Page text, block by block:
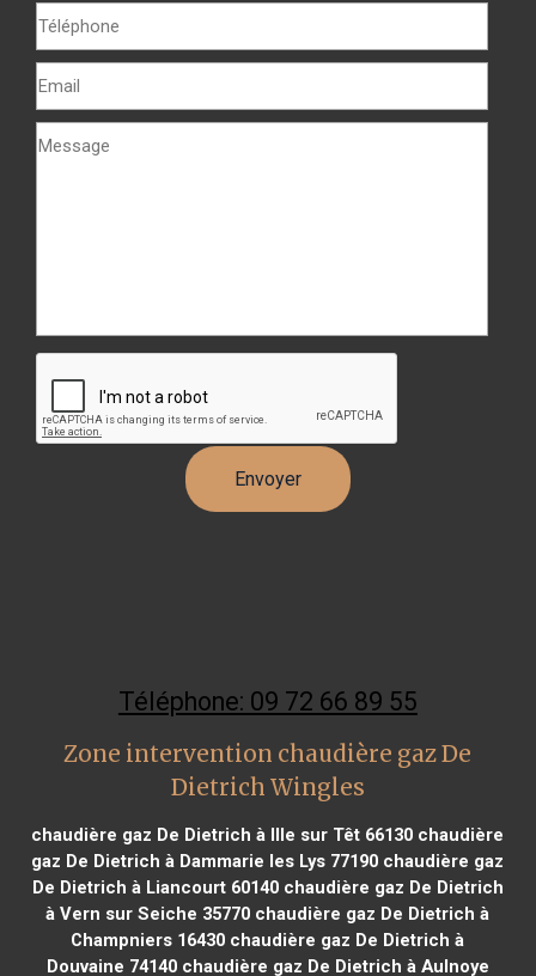
Téléphone: 09 72 66 89 55
Zone intervention chaudière gaz De
Dietrich Wingles
chaudière gaz De Dietrich à Ille sur Têt 66130 chaudière
gaz De Dietrich à Dammarie les Lys 77190 chaudière gaz
De Dietrich à Liancourt 60140chaudière gaz De Dietrich
à Vern sur Seiche 35770 chaudière gaz De Dietrich à
Champniers 16430 chaudière gaz De Dietrich à
Douvaine 74140chaudière gaz De Dietrich à Aulnoye